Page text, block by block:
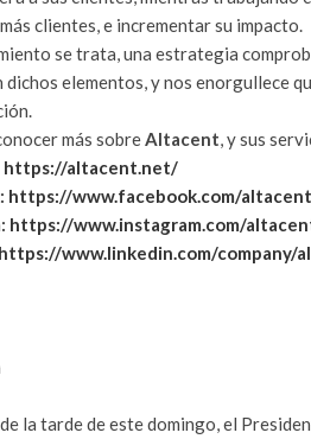
clientes, e incrementar su impacto.
se trata, una estrategia
dichos elementos, y nos enorgullece
más sobreAltacent, y sus
https://altacent.net/
https://www.facebook.com/altacent
https://www.instagram.com/
https://www.linkedin.com/company/
la tarde de este domingo, el